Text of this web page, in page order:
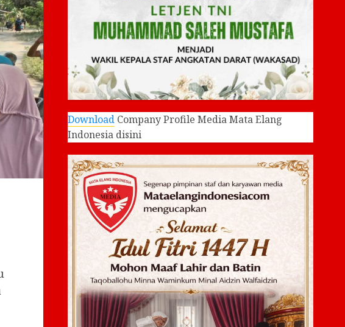
DownloadCompany Profile Media Mata Elang
Indonesia disini